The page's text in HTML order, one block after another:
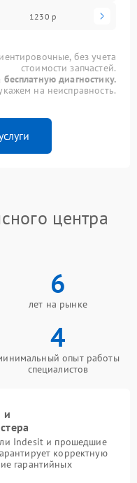
1230 р
без учета
стоимости запчастей.
диагностику.
на неисправность.
центра
6
лет на рынке
4
опыт работы
специалистов
и
Indesit и прошедшие
корректную
гарантийных